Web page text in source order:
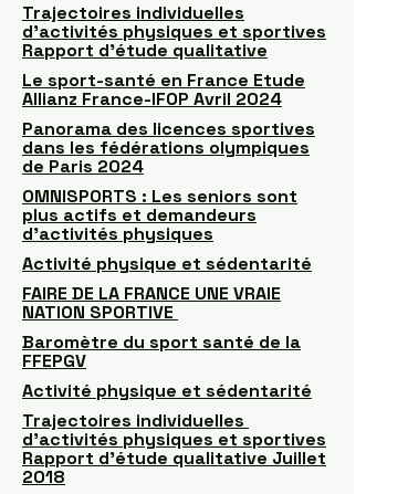
Trajectoires individuelles
d’activités physiques et sportives
Rapport d’étude qualitative
Le sport-santé en France Etude
Allianz France-IFOP Avril 2024
Panorama des licences sportives
dans les fédérations olympiques
de Paris 2024
OMNISPORTS : Les seniors sont
plus actifs et demandeurs
d’activités physiques
Activité physique et sédentarité
FAIRE DE LA FRANCE UNE VRAIE
NATION SPORTIVE
Baromètre du sport santé de la
FFEPGV
Activité physique et sédentarité
Trajectoires individuelles
d’activités physiques et sportives
Rapport d’étude qualitative Juillet
2018